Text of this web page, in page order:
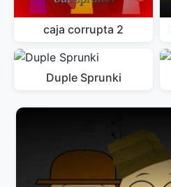
caja corrupta 2
Duple Sprunki